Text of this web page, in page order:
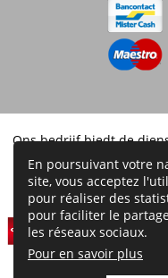
Ons bedrijf biedt de
is een vergunning
En poursuivant votre
site, vous acceptez
pour réaliser des
pour faciliter le
les réseaux sociaux.
Pour en savoir plus